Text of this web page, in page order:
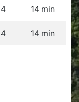
4 14 min
4 14 min